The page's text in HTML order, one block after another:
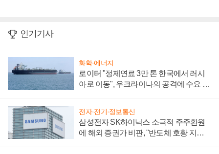
인기기사
화학·에너지
로이터 "정제연료 3만 톤 한국에서 러시
아로 이동", 우크라이나의 공격에 수요 늘
전자·전기·정보통신
삼성전자 SK하이닉스 소극적 주주환원
에 해외 증권가 비판, "반도체 호황 지속